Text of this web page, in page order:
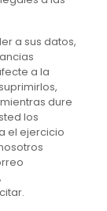
a sus datos,
a la
dure
los
el ejercicio
,